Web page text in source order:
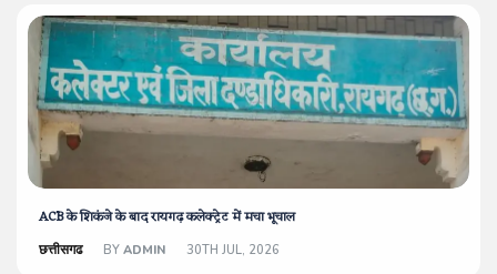
ACB के शिकंजे के बाद रायगढ़ कलेक्ट्रेट में मचा भूचाल
छत्तीसगढ BY ADMIN 30TH JUL, 2026